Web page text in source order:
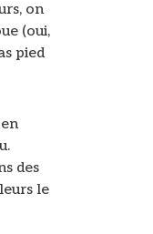
on
(oui,
pied
des
le